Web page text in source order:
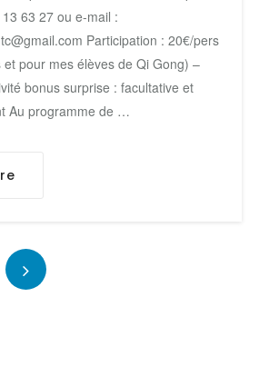
63 27 ou e-mail :
Participation : 20€/pers
pour mes élèves de Qi Gong) –
bonus surprise : facultative et
Au programme de …